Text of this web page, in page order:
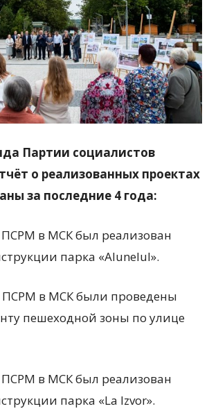
Партии социалистов
о реализованных проектах
за последние 4 года:
в МСК был реализован
парка «Alunelul».
в МСК были проведены
пешеходной зоны по улице
в МСК был реализован
парка «La Izvor».